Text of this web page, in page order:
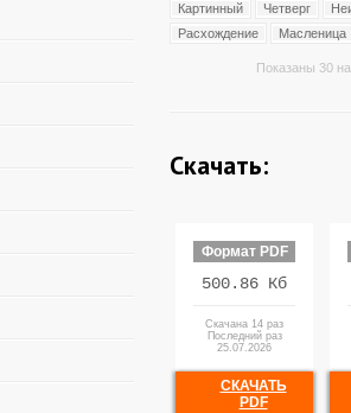
Картинный
Четверг
Расхождение
Масленица
Показаны 30
Скачать:
Формат PDF
500.86 Кб
Скачана 14 раз
Последний раз
25.07.2026
СКАЧАТЬ
PDF